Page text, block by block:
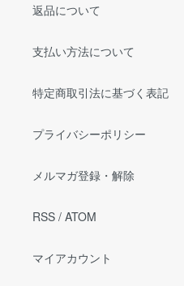
返品について
支払い方法について
特定商取引法に基づく表記
プライバシーポリシー
メルマガ登録・解除
RSS / ATOM
マイアカウント